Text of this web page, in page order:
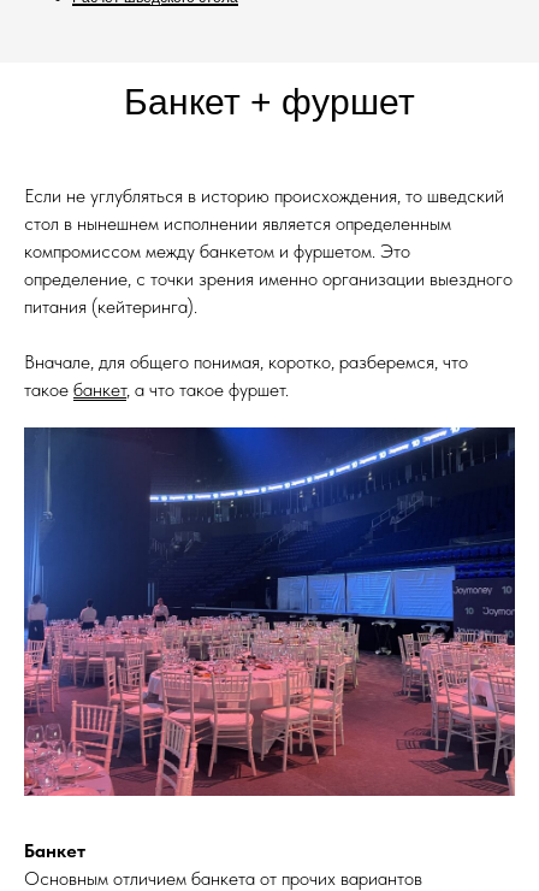
Банкет + фуршет
Если не углубляться в историю происхождения, то шведский
стол в нынешнем исполнении является определенным
компромиссом между банкетом и фуршетом. Это
определение, с точки зрения именно организации выездного
питания (кейтеринга).
Вначале, для общего понимая, коротко, разберемся, что
такое банкет, а что такое фуршет.
Банкет
Основным отличием банкета от прочих вариантов